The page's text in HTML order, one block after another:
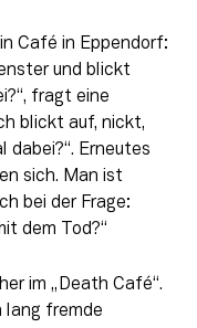
Café in Eppendorf:
und blickt
fragt eine
blickt auf, nickt,
dabei?“. Erneutes
sich. Man ist
bei der Frage:
dem Tod?“
im „Death Café“.
lang fremde